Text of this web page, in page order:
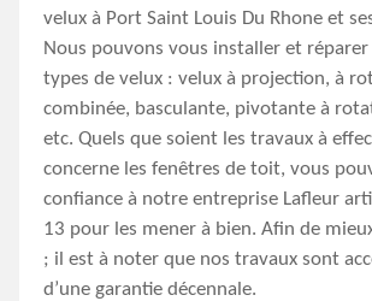
velux à Port Saint Louis Du Rhone et
Nous pouvons vous installer et
types de velux : velux à projection, à
combinée, basculante, pivotante à
etc. Quels que soient les travaux à
concerne les fenêtres de toit, vous
confiance à notre entreprise Lafleur
13 pour les mener à bien. Afin de
; il est à noter que nos travaux sont
d’une garantie décennale.